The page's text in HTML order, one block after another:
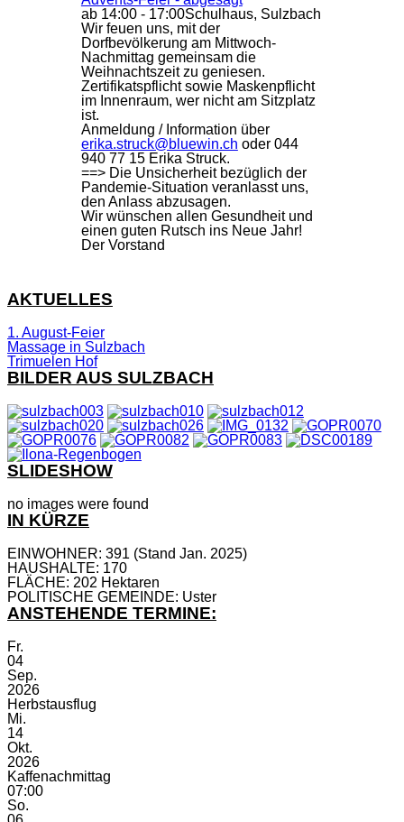
ab 14:00 - 17:00Schulhaus, Sulzbach
Wir feuen uns, mit der
Dorfbevölkerung am Mittwoch-
Nachmittag gemeinsam die
Weihnachtszeit zu geniesen.
Zertifikatspflicht sowie Maskenpflicht
im Innenraum, wer nicht am Sitzplatz
ist.
Anmeldung / Information über
erika.struck@bluewin.ch oder 044
940 77 15 Erika Struck.
==> Die Unsicherheit bezüglich der
Pandemie-Situation veranlasst uns,
den Anlass abzusagen.
Wir wünschen allen Gesundheit und
einen guten Rutsch ins Neue Jahr!
Der Vorstand
AKTUELLES
1. August-Feier
Massage in Sulzbach
Trimuelen Hof
BILDER AUS SULZBACH
SLIDESHOW
no images were found
IN KÜRZE
EINWOHNER: 391 (Stand Jan. 2025)
HAUSHALTE: 170
FLÄCHE: 202 Hektaren
POLITISCHE GEMEINDE: Uster
ANSTEHENDE TERMINE:
Fr.
04
Sep.
2026
Herbstausflug
Mi.
14
Okt.
2026
Kaffenachmittag
07:00
So.